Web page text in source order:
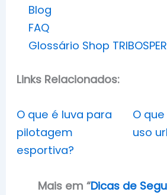
Blog
FAQ
Glossário Shop
Links Relacionados:
O que é luva para
pilotagem
esportiva?
O
uso
Mais em “Dicas de